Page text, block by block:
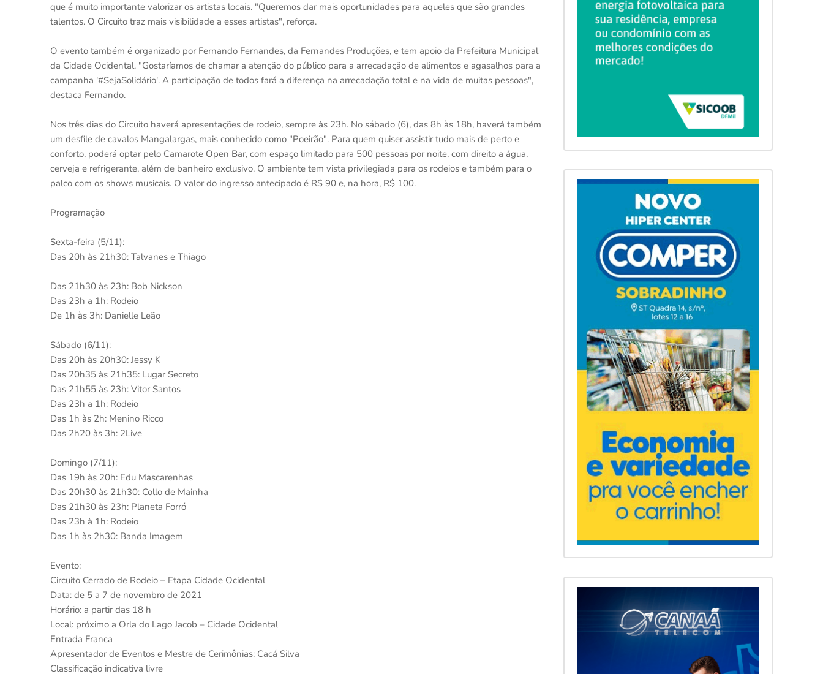
que é muito importante valorizar os artistas locais. "Queremos dar mais oportunidades para aqueles que são grandes
talentos. O Circuito traz mais visibilidade a esses artistas", reforça.
O evento também é organizado por Fernando Fernandes, da Fernandes Produções, e tem apoio da Prefeitura Municipal
da Cidade Ocidental. "Gostaríamos de chamar a atenção do público para a arrecadação de alimentos e agasalhos para a
campanha '#SejaSolidário'. A participação de todos fará a diferença na arrecadação total e na vida de muitas pessoas",
destaca Fernando.
Nos três dias do Circuito haverá apresentações de rodeio, sempre às 23h. No sábado (6), das 8h às 18h, haverá também
um desfile de cavalos Mangalargas, mais conhecido como "Poeirão". Para quem quiser assistir tudo mais de perto e
conforto, poderá optar pelo Camarote Open Bar, com espaço limitado para 500 pessoas por noite, com direito a água,
cerveja e refrigerante, além de banheiro exclusivo. O ambiente tem vista privilegiada para os rodeios e também para o
palco com os shows musicais. O valor do ingresso antecipado é R$ 90 e, na hora, R$ 100.
Programação
Sexta-feira (5/11):
Das 20h às 21h30: Talvanes e Thiago
Das 21h30 às 23h: Bob Nickson
Das 23h a 1h: Rodeio
De 1h às 3h: Danielle Leão
Sábado (6/11):
Das 20h às 20h30: Jessy K
Das 20h35 às 21h35: Lugar Secreto
Das 21h55 às 23h: Vitor Santos
Das 23h a 1h: Rodeio
Das 1h às 2h: Menino Ricco
Das 2h20 às 3h: 2Live
Domingo (7/11):
Das 19h às 20h: Edu Mascarenhas
Das 20h30 às 21h30: Collo de Mainha
Das 21h30 às 23h: Planeta Forró
Das 23h à 1h: Rodeio
Das 1h às 2h30: Banda Imagem
Evento:
Circuito Cerrado de Rodeio – Etapa Cidade Ocidental
Data: de 5 a 7 de novembro de 2021
Horário: a partir das 18 h
Local: próximo a Orla do Lago Jacob – Cidade Ocidental
Entrada Franca
Apresentador de Eventos e Mestre de Cerimônias: Cacá Silva
Classificação indicativa livre